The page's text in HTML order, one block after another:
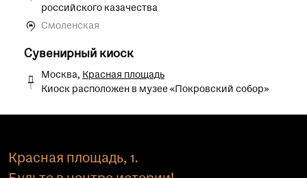
российского казачества
Смоленская
Сувенирный киоск
Москва, Красная площадь
Киоск расположен в музее «Покровский собор»
Красная площадь, 1.